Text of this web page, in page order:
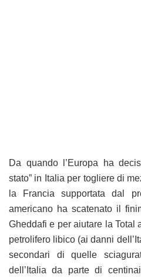
Da quando l’Europa ha
stato” in Italia per togliere di
la Francia supportata dal
americano ha scatenato il
Gheddafi e per aiutare la Total
petrolifero libico (ai danni
secondari di quelle
dell’Italia da parte di